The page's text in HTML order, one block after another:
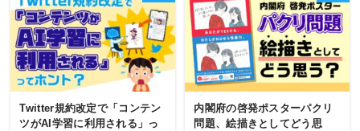
Twitter規約改定で「コンテン
ツがAI学習に利用される」っ
内閣府の啓発ポスターパクリ
問題、絵描きとしてどう思